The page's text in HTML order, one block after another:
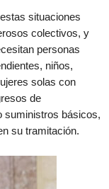
situaciones
colectivos, y
personas
niños,
solas con
de
suministros básicos,
su tramitación.